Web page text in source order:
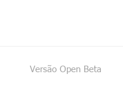
Versão Open Beta